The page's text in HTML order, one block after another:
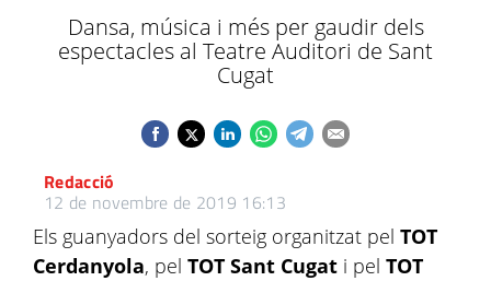
Dansa, música i més per gaudir dels
espectacles al Teatre Auditori de Sant
Cugat
Redacció
12 de novembre de 2019 16:13
Els guanyadors del sorteig organitzat pel TOT
Cerdanyola, pel TOT Sant Cugat i pel TOT